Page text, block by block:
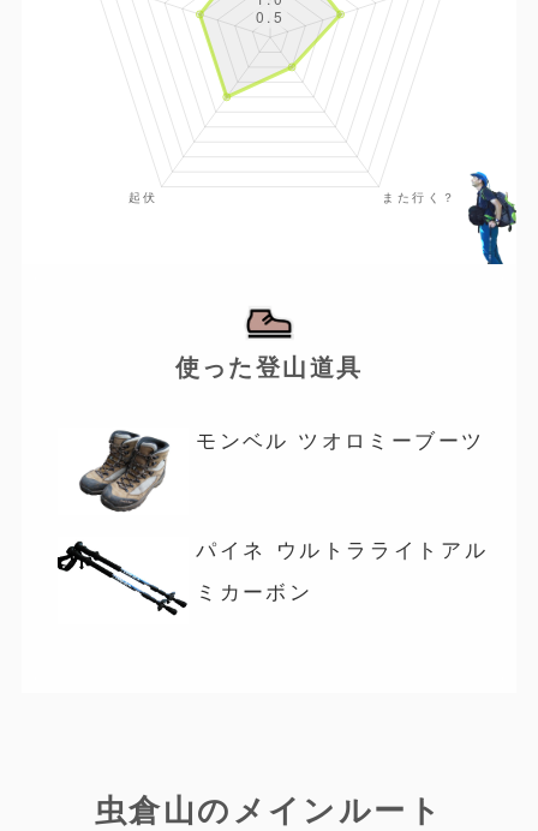
使った登山道具
モンベル ツオロミーブーツ
パイネ ウルトラライトアル
ミカーボン
虫倉山のメインルート